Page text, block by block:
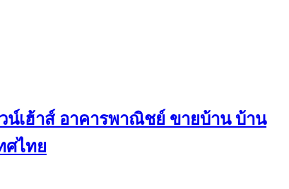
น์เฮ้าส์ อาคารพาณิชย์ ขายบ้าน บ้าน
ศไทย